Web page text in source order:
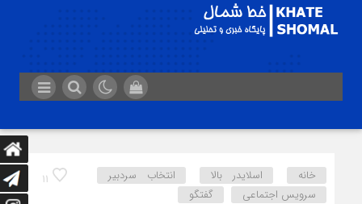
11 خانه اسلایدر بالا
انتخاب سردبیر
سرویس اجتماعی
گفتگو